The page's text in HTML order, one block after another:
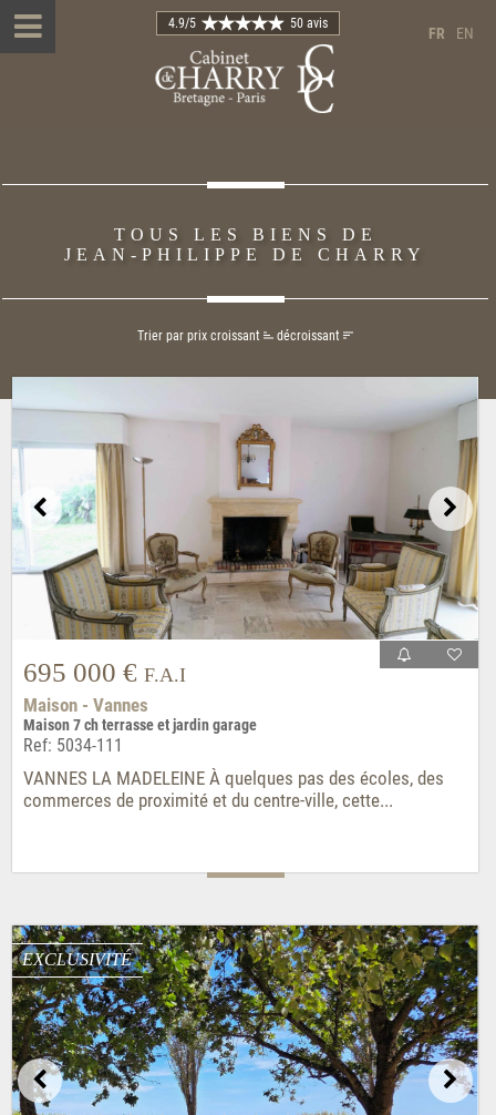
FR EN
4.9/5 50 avis
TOUS LES BIENS DE
JEAN-PHILIPPE DE CHARRY
Trier par prix croissant décroissant
695 000 € F.A.I
Maison - Vannes
Maison 7 ch terrasse et jardin garage
Ref: 5034-111
VANNES LA MADELEINE À quelques pas des écoles, des
commerces de proximité et du centre-ville, cette...
EXCLUSIVITÉ